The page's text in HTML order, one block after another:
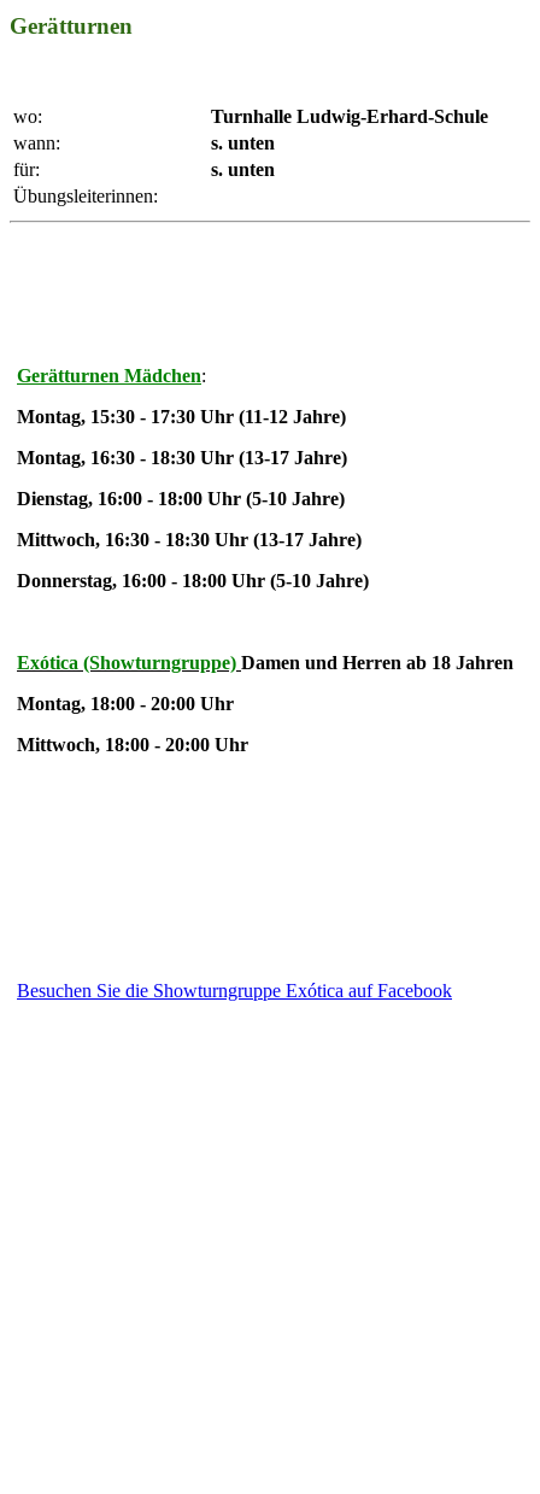
Gerätturnen
wo:
Turnhalle Ludwig-Erhard-Schule
wann:
s. unten
für:
s. unten
Übungsleiterinnen:
Gerätturnen Mädchen:
Montag, 15:30 - 17:30 Uhr (11-12 Jahre)
Montag, 16:30 - 18:30 Uhr (13-17 Jahre)
Dienstag, 16:00 - 18:00 Uhr (5-10 Jahre)
Mittwoch, 16:30 - 18:30 Uhr (13-17 Jahre)
Donnerstag, 16:00 - 18:00 Uhr (5-10 Jahre)
Exótica (Showturngruppe) Damen und Herren ab 18 Jahren
Montag, 18:00 - 20:00 Uhr
Mittwoch, 18:00 - 20:00 Uhr
Besuchen Sie die Showturngruppe Exótica auf Facebook